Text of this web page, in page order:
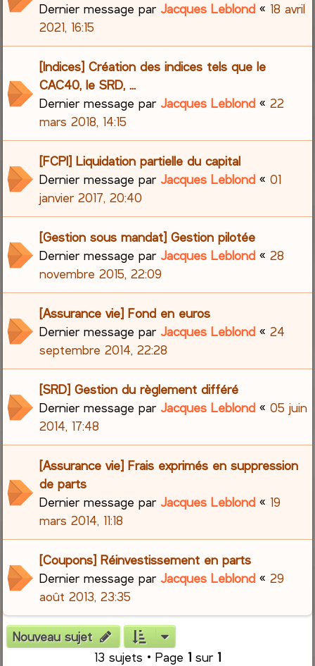
Dernier message parJacques Leblond « 18 avril
2021, 16:15
[Indices] Création des indices tels que le
CAC40, le SRD, ...
Dernier message parJacques Leblond «22
mars 2018, 14:15
[FCPI] Liquidation partielle du capital
Dernier message parJacques Leblond «01
janvier 2017, 20:40
[Gestion sous mandat] Gestion pilotée
Dernier message parJacques Leblond «28
novembre 2015, 22:09
[Assurance vie] Fond en euros
Dernier message parJacques Leblond «24
septembre 2014, 22:28
[SRD] Gestion du règlement différé
Dernier message parJacques Leblond «05 juin
2014, 17:48
[Assurance vie] Frais exprimés en suppression
de parts
Dernier message parJacques Leblond « 19
mars 2014, 11:18
[Coupons] Réinvestissement en parts
Dernier message parJacques Leblond «29
août 2013, 23:35
Nouveau sujet
13 sujets • Page 1 sur 1